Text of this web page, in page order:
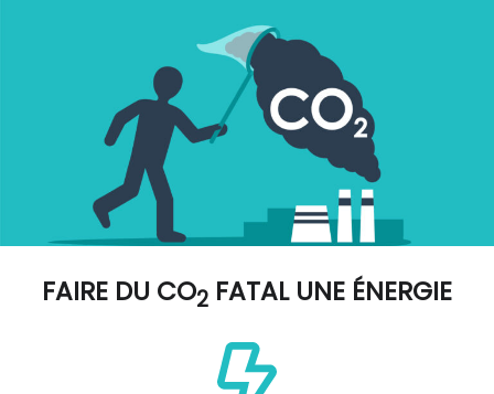
FAIRE DU CO2 FATAL UNE ÉNERGIE